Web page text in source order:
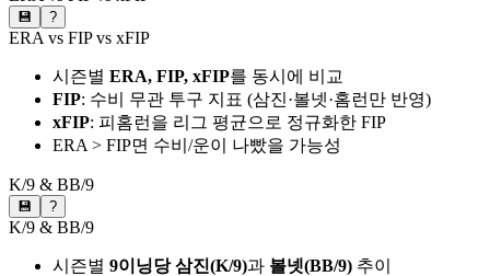
💾 ?
ERA vs FIP vs xFIP
시즌별 ERA, FIP, xFIP를 동시에 비교
FIP: 수비 무관 투구 지표 (삼진·볼넷·홈런만 반영)
xFIP: 피홈런을 리그 평균으로 정규화한 FIP
ERA > FIP면 수비/운이 나빴을 가능성
K/9 & BB/9
💾 ?
K/9 & BB/9
시즌별 9이닝당 삼진(K/9)과 볼넷(BB/9) 추이